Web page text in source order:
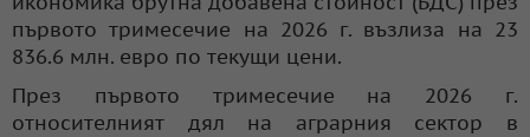
първото тримесечие на 2026 г. възлиза на 23
836.6 млн. евро по текущи цени.
През първото тримесечие на 2026 г.
относителният дял на аграрния сектор в